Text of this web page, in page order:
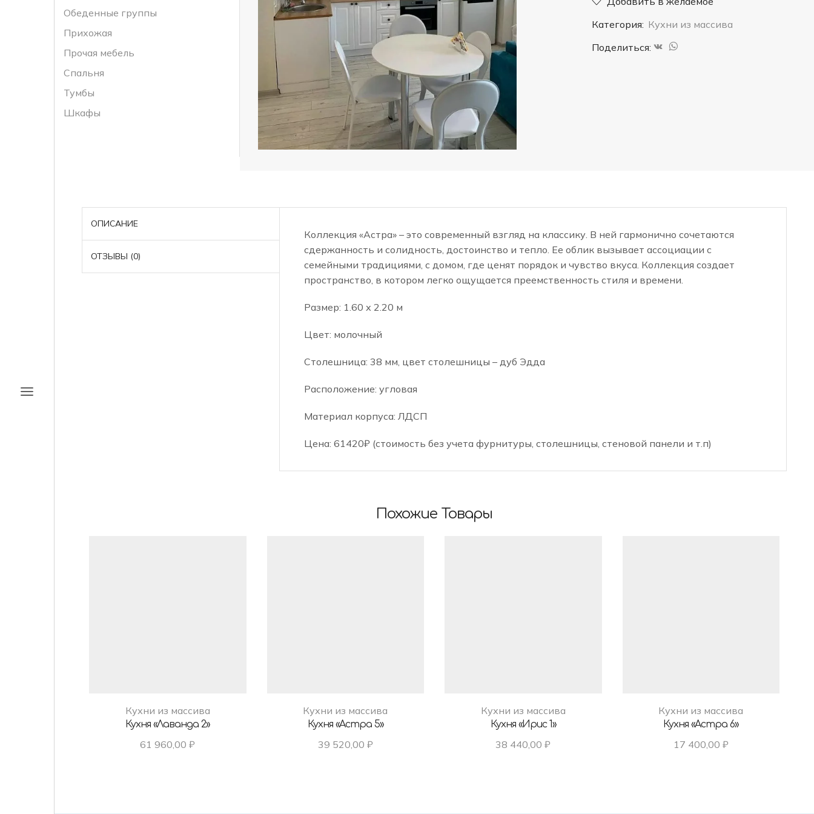
Категория: Кухни из массива
Поделиться:
Обеденные группы
Прихожая
Прочая мебель
Спальня
Тумбы
Шкафы
ОПИСАНИЕ
ОТЗЫВЫ (0)
Коллекция «Астра» – это современный взгляд на классику. В ней гармонично сочетаются
сдержанность и солидность, достоинство и тепло. Ее облик вызывает ассоциации с
семейными традициями, с домом, где ценят порядок и чувство вкуса. Коллекция создает
пространство, в котором легко ощущается преемственность стиля и времени.
Размер: 1.60 х 2.20 м
Цвет: молочный
Столешница: 38 мм, цвет столешницы – дуб Эдда
Расположение: угловая
Материал корпуса: ЛДСП
Цена: 61420₽ (стоимость без учета фурнитуры, столешницы, стеновой панели и т.п)
Похожие Товары
Кухни из массива
Кухня «Лаванда 2»
61 960,00₽
Кухни из массива
Кухня «Астра 5»
39 520,00 ₽
Кухни из массива
Кухня «Ирис 1»
38 440,00₽
Кухни из массива
Кухня «Астра 6»
17 400,00 ₽